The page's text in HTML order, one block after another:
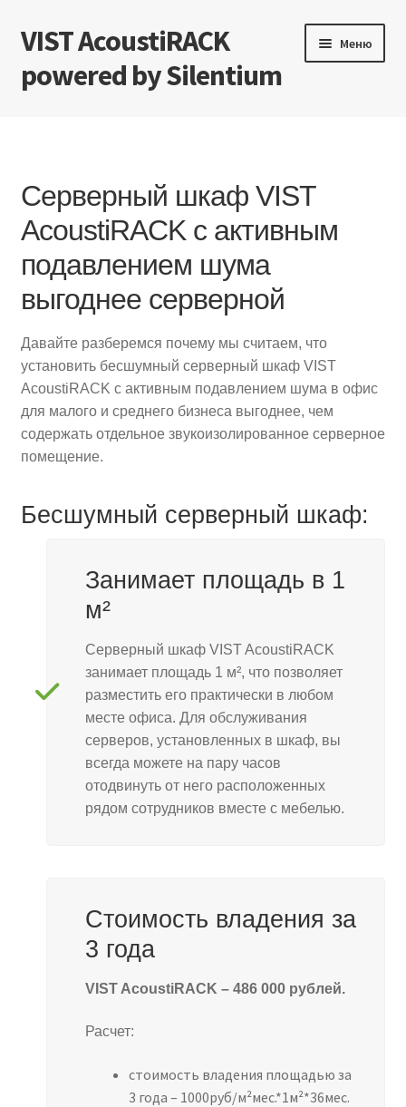
Перейти
к
навигации
Перейти
к
содержимому
VIST AcoustiRACK
powered by Silentium
Меню
Сфера применения
Экономическая выгода
Тестирование
Документы
Новости
Контакты
Серверный шкаф VIST
AcoustiRACK с активным
подавлением шума
выгоднее серверной
Давайте разберемся почему мы считаем, что
установить бесшумный серверный шкаф VIST
AcoustiRACK с активным подавлением шума в офис
для малого и среднего бизнеса выгоднее, чем
содержать отдельное звукоизолированное серверное
помещение.
Бесшумный серверный шкаф:
Занимает площадь в 1
м²
Серверный шкаф VIST AcoustiRACK
занимает площадь 1 м², что позволяет
разместить его практически в любом
месте офиса. Для обслуживания
серверов, установленных в шкаф, вы
всегда можете на пару часов
отодвинуть от него расположенных
рядом сотрудников вместе с мебелью.
Стоимость владения за
3 года
VIST AcoustiRACK – 486 000 рублей.
Расчет:
стоимость владения площадью за
3 года – 1000руб/м²мес.*1м²*36мес.